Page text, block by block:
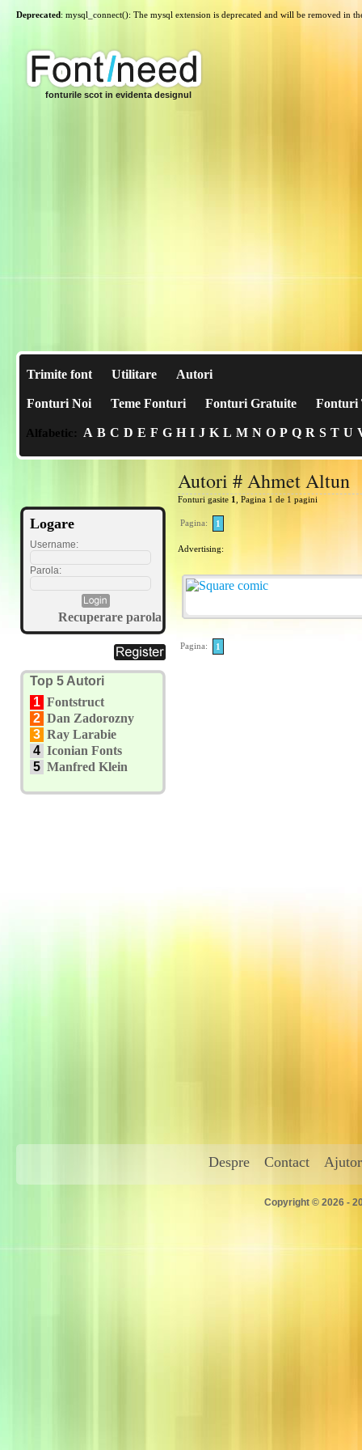
Deprecated: mysql_connect(): The mysql extension is deprecated and will be removed in
fonturile scot in evidenta designul
Trimite font Utilitare Autori
Fonturi Noi Teme Fonturi Fonturi Gratuite Fonturi
Alfabetic: A B C D E F G H I J K L M N O P Q R S T U
Logare
Username:
Parola:
Recuperare parola
Top 5 Autori
1 Fontstruct
2 Dan Zadorozny
3 Ray Larabie
4 Iconian Fonts
5 Manfred Klein
Autori # Ahmet Altun
Fonturi gasite 1 , Pagina 1 de 1 pagini
Pagina: 1
Advertising:
Pagina: 1
Despre Contact Ajutor
Copyright © 2026 -